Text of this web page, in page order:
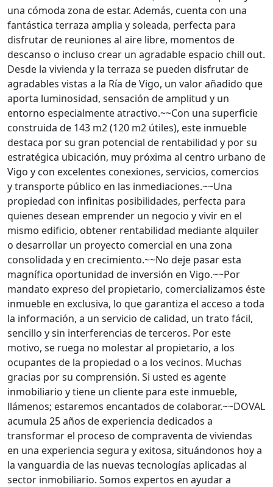
una cómoda zona de estar. Además, cuenta con una
fantástica terraza amplia y soleada, perfecta para
disfrutar de reuniones al aire libre, momentos de
descanso o incluso crear un agradable espacio chill out.
Desde la vivienda y la terraza se pueden disfrutar de
agradables vistas a la Ría de Vigo, un valor añadido que
aporta luminosidad, sensación de amplitud y un
entorno especialmente atractivo.~~Con una superficie
construida de 143 m2 (120 m2 útiles), este inmueble
destaca por su gran potencial de rentabilidad y por su
estratégica ubicación, muy próxima al centro urbano de
Vigo y con excelentes conexiones, servicios, comercios
y transporte público en las inmediaciones.~~Una
propiedad con infinitas posibilidades, perfecta para
quienes desean emprender un negocio y vivir en el
mismo edificio, obtener rentabilidad mediante alquiler
o desarrollar un proyecto comercial en una zona
consolidada y en crecimiento.~~No deje pasar esta
magnífica oportunidad de inversión en Vigo.~~Por
mandato expreso del propietario, comercializamos éste
inmueble en exclusiva, lo que garantiza el acceso a toda
la información, a un servicio de calidad, un trato fácil,
sencillo y sin interferencias de terceros. Por este
motivo, se ruega no molestar al propietario, a los
ocupantes de la propiedad o a los vecinos. Muchas
gracias por su comprensión. Si usted es agente
inmobiliario y tiene un cliente para este inmueble,
llámenos; estaremos encantados de colaborar.~~DOVAL
acumula 25 años de experiencia dedicados a
transformar el proceso de compraventa de viviendas
en una experiencia segura y exitosa, situándonos hoy a
la vanguardia de las nuevas tecnologías aplicadas al
sector inmobiliario. Somos expertos en ayudar a